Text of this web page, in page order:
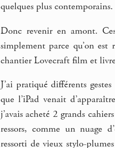
quelques plus contemporains.
Donc revenir en amont.
simplement parce qu’on est
chantier Lovecraft film et
J’ai pratiqué différents
que l’iPad venait
j’avais acheté 2 grands
ressors, comme un nuage
ressorti de vieux stylo-